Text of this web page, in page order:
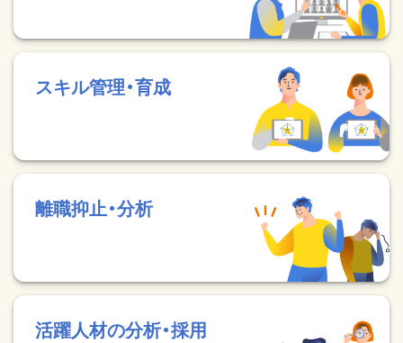
スキル管理・育成
離職抑止・分析
活躍人材の分析・採用